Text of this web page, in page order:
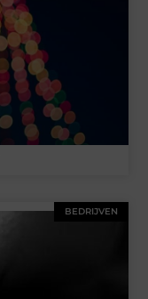
BEDRIJVEN